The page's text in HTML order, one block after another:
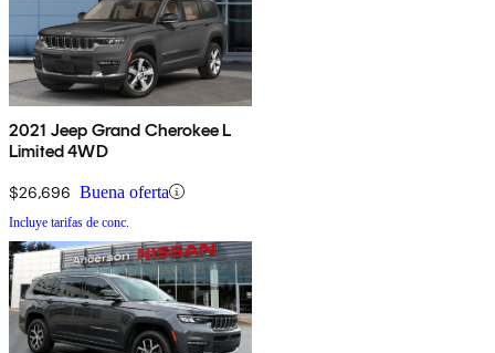
2021 Jeep Grand Cherokee L
Limited 4WD
$26,696 Buena oferta
Incluye tarifas de conc.